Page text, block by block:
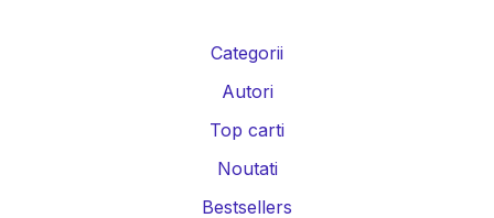
Categorii
Autori
Top carti
Noutati
Bestsellers